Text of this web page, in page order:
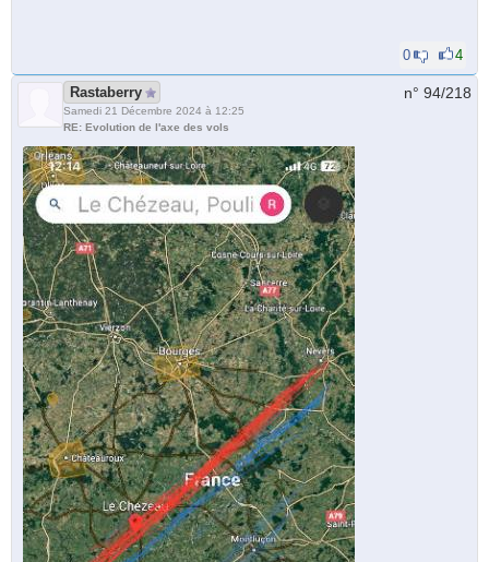
0 4
Rastaberry
Samedi 21 Décembre 2024 à 12:25
RE: Evolution de l'axe des vols
n° 94/218